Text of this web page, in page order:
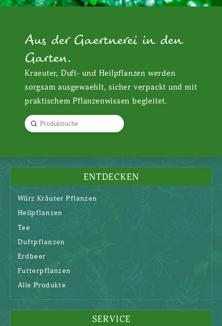
Aus der Gaertnerei in den
Garten.
Kraeuter, Duft- und Heilpflanzen werden
sorgsam ausgewaehlt, sicher verpackt und mit
praktischem Pflanzenwissen begleitet.
Search
Submit
ENTDECKEN
Würz Kräuter Pflanzen
Heilpflanzen
Tee
Duftpflanzen
Erdbeer
Futterpflanzen
Alle Produkte
SERVICE